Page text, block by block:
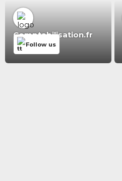
Comptabilisation.fr
Follow us